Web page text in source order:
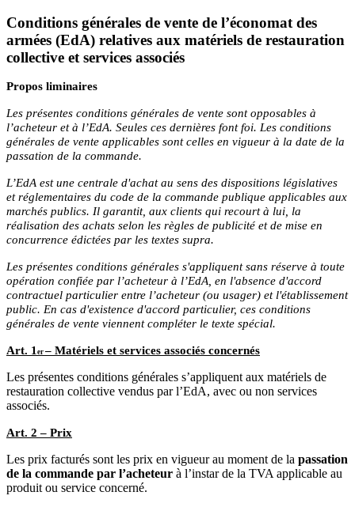
Conditions générales de vente de l’économat des
armées (EdA) relatives aux matériels de restauration
collective et services associés
Propos liminaires
Les présentes conditions générales de vente sont opposables à
l’acheteur et à l’EdA. Seules ces dernières font foi. Les conditions
générales de vente applicables sont celles en vigueur à la date de la
passation de la commande.
L’EdA est une centrale d'achat au sens des dispositions législatives
et réglementaires du code de la commande publique applicables aux
marchés publics. Il garantit, aux clients qui recourt à lui, la
réalisation des achats selon les règles de publicité et de mise en
concurrence édictées par les textes supra.
Les présentes conditions générales s'appliquent sans réserve à toute
opération confiée par l’acheteur à l’EdA, en l'absence d'accord
contractuel particulier entre l’acheteur (ou usager) et l'établissement
public. En cas d'existence d'accord particulier, ces conditions
générales de vente viennent compléter le texte spécial.
Art. 1er– Matériels et services associés concernés
Les présentes conditions générales s’appliquent aux matériels de
restauration collective vendus par l’EdA, avec ou non services
associés.
Art. 2 – Prix
Les prix facturés sont les prix en vigueur au moment de la passation
de la commande par l’acheteur à l’instar de la TVA applicable au
produit ou service concerné.